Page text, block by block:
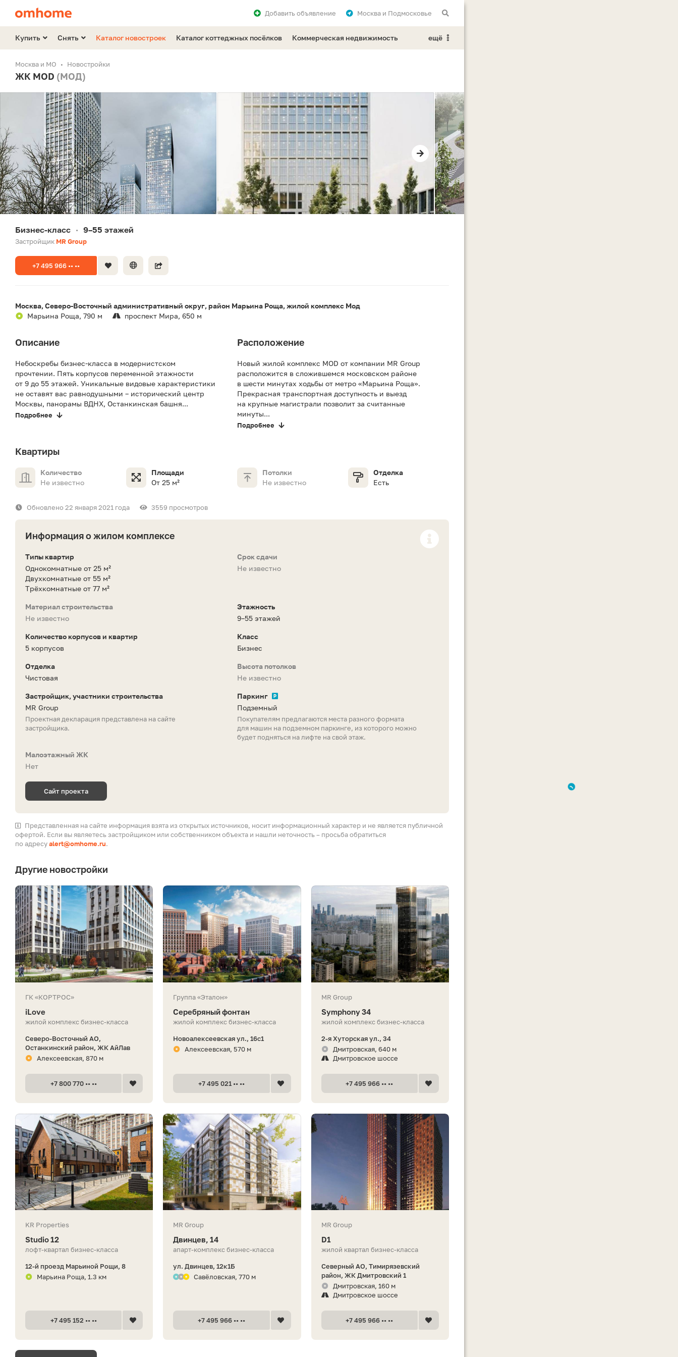
Москва и Подмосковье
Добавитьобъявление
Купить Снять Каталог новостроек Каталог коттеджных посёлков Коммерческая недвижимость ещё
Москва и МО Новостройки
ЖК MOD (МОД)
Бизнес-класс • 9–55 этажей
Застройщик MR Group
+7 495 966 •• ••
Москва, Северо-Восточный административный округ, район Марьина Роща, жилой комплекс Мод
Марьина Роща, 790 м
проспект Мира, 650 м
Описание
Небоскребы бизнес-класса в модернистском
прочтении. Пять корпусов переменной этажности
от 9 до 55 этажей. Уникальные видовые характеристики
не оставят вас равнодушными – исторический центр
Москвы, панорамы ВДНХ, Останкинская башня...
Подробнее
Расположение
Новый жилой комплекс MOD от компании MR Group
расположится в сложившемся московском районе
в шести минутах ходьбы от метро «Марьина Роща».
Прекрасная транспортная доступность и выезд
на крупные магистрали позволит за считанные
минуты...
Подробнее
Квартиры
Количество
Не известно
Площади
От 25 м²
Потолки
Не известно
Отделка
Есть
Обновлено 22 января 2021 года 3559 просмотров
Информация о жилом комплексе
Типы квартир
Однокомнатные от 25 м²
Двухкомнатные от 55 м²
Трёхкомнатные от 77 м²
Срок сдачи
Не известно
Материал строительства
Не известно
Этажность
9–55 этажей
Количество корпусов и квартир
5 корпусов
Класс
Бизнес
Отделка
Чистовая
Высота потолков
Не известно
Застройщик, участники строительства
MR Group
Проектная декларация представлена на сайте
застройщика.
Паркинг
Подземный
Покупателям предлагаются места разного формата
для машин на подземном паркинге, из которого можно
будет подняться на лифте на свой этаж.
Малоэтажный ЖК
Нет
Сайт проекта
Представленная на сайте информация взята из открытых источников, носит информационный характер и не является публичной
офертой. Если вы являетесь застройщиком или собственником объекта и нашли неточность – просьба обратиться
по адресуalert@omhome.ru.
Другие новостройки
ГК «КОРТРОС»
iLove
жилой комплекс бизнес-класса
Северо-Восточный АО,
Останкинский район, ЖК АйЛав
Алексеевская, 870 м
+7 800 770 •• ••
Группа «Эталон»
Серебряный фонтан
жилой комплекс бизнес-класса
Новоалексеевская ул., 16с1
Алексеевская, 570 м
+7 495 021 •• ••
MR Group
Symphony 34
жилой комплекс бизнес-класса
2-я Хуторская ул., 34
Дмитровская, 640 м
Дмитровское шоссе
+7 495 966 •• ••
KR Properties
Studio 12
лофт-квартал бизнес-класса
12-й проезд Марьиной Рощи, 8
Марьина Роща, 1.3 км
+7 495 152 •• ••
MR Group
Двинцев, 14
апарт-комплекс бизнес-класса
ул. Двинцев, 12к1Б
Савёловская, 770 м
+7 495 966 •• ••
MR Group
D1
жилой квартал бизнес-класса
Северный АО, Тимирязевский
район, ЖК Дмитровский 1
Дмитровская, 160 м
Дмитровское шоссе
+7 495 966 •• ••